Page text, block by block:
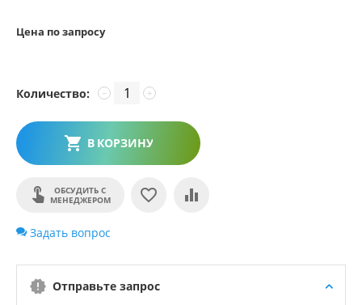
Цена по запросу
Количество: +
−
В КОРЗИНУ
ОБСУДИТЬ С
МЕНЕДЖЕРОМ
Задать вопрос
Отправьте запрос